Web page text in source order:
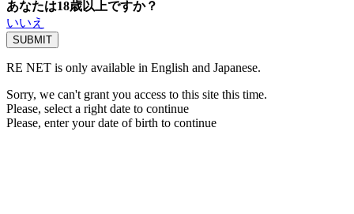
あなたは18歳以上ですか？
いいえ
RE NET is only available in English and Japanese.
Sorry, we can't grant you access to this site this time.
Please, select a right date to continue
Please, enter your date of birth to continue